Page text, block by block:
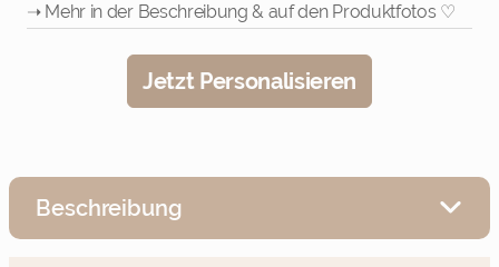
➝ Mehr in der Beschreibung & auf den Produktfotos ♡
Jetzt Personalisieren
Beschreibung